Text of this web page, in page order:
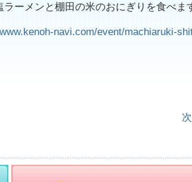
ラーメンと棚田の米のおにぎりを食べま
navi.com/event/machiaruki-